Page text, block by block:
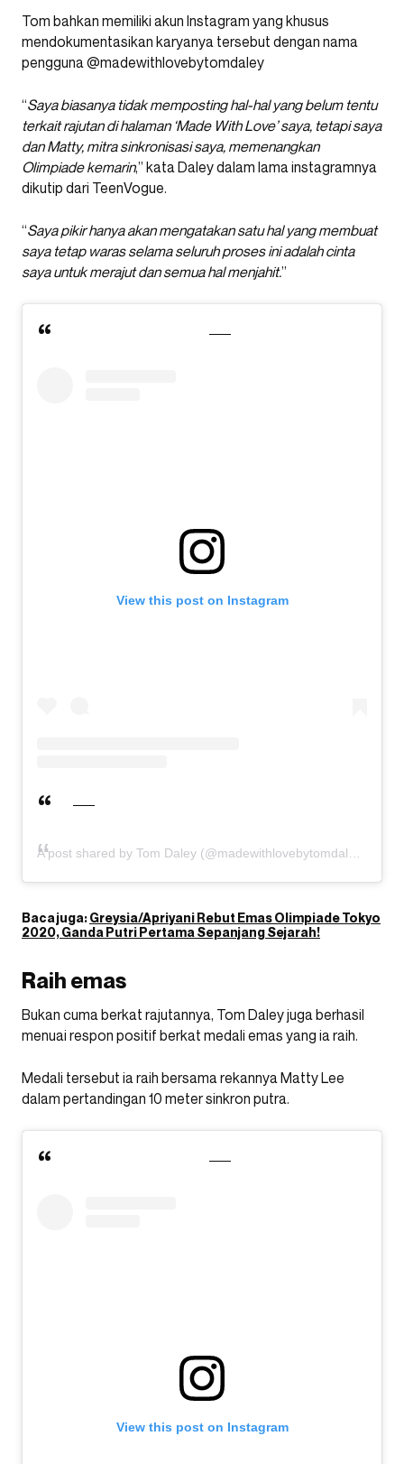
Tom bahkan memiliki akun Instagram yang khusus
mendokumentasikan karyanya tersebut dengan nama
pengguna @madewithlovebytomdaley
“Saya biasanya tidak memposting hal-hal yang belum tentu
terkait rajutan di halaman ‘Made With Love’ saya, tetapi saya
dan Matty, mitra sinkronisasi saya, memenangkan
Olimpiade kemarin,” kata Daley dalam lama instagramnya
dikutip dari TeenVogue.
“Saya pikir hanya akan mengatakan satu hal yang membuat
saya tetap waras selama seluruh proses ini adalah cinta
saya untuk merajut dan semua hal menjahit.”
View this post on Instagram
A post shared by Tom Daley (@madewithlovebytomdaley)
Baca juga:Greysia/Apriyani Rebut Emas Olimpiade Tokyo
2020, Ganda Putri Pertama Sepanjang Sejarah!
Raih emas
Bukan cuma berkat rajutannya, Tom Daley juga berhasil
menuai respon positif berkat medali emas yang ia raih.
Medali tersebut ia raih bersama rekannya Matty Lee
dalam pertandingan 10 meter sinkron putra.
View this post on Instagram